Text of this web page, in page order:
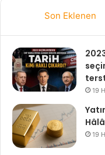
Son Eklenen
19
19